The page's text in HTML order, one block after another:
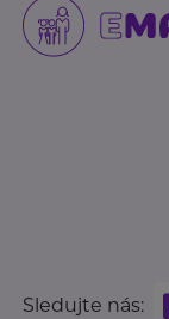
Sledujte nás: